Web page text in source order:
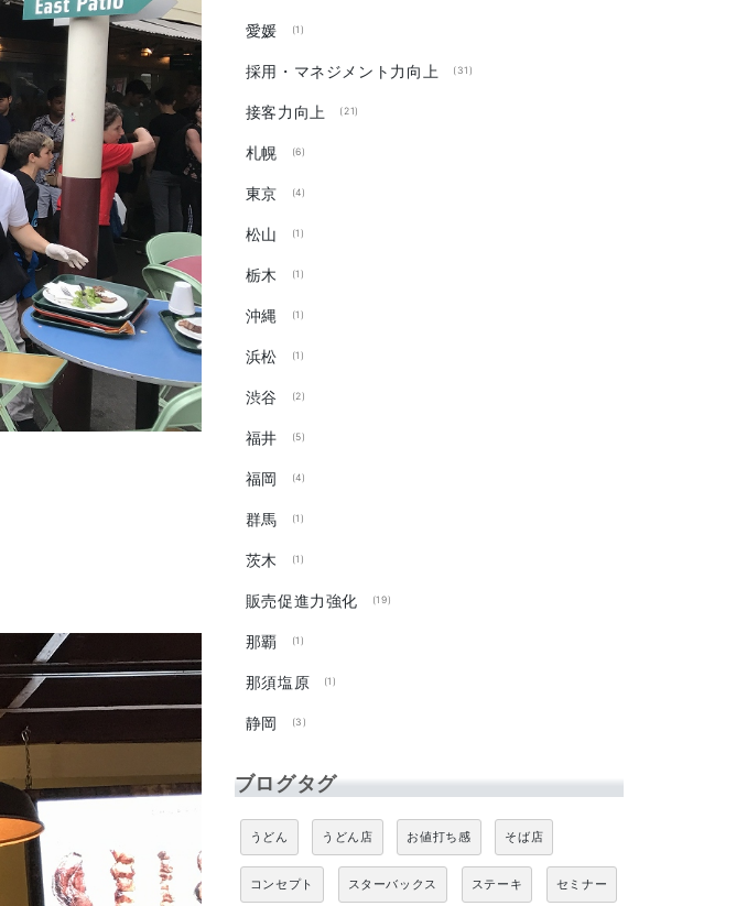
愛媛 (1)
採用・マネジメント力向上 (31)
接客力向上 (21)
札幌 (6)
東京 (4)
松山 (1)
栃木 (1)
沖縄 (1)
浜松 (1)
渋谷 (2)
福井 (5)
福岡 (4)
群馬 (1)
茨木 (1)
販売促進力強化 (19)
那覇 (1)
那須塩原 (1)
静岡 (3)
ブログタグ
うどん うどん店 お値打ち感 そば店
コンセプト スターバックス ステーキ セミナー